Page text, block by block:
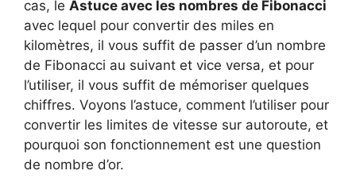
cas, le Astuce avec les nombres de Fibonacci
avec lequel pour convertir des miles en
kilomètres, il vous suffit de passer d’un nombre
de Fibonacci au suivant et vice versa, et pour
l’utiliser, il vous suffit de mémoriser quelques
chiffres. Voyons l’astuce, comment l’utiliser pour
convertir les limites de vitesse sur autoroute, et
pourquoi son fonctionnement est une question
de nombre d’or.